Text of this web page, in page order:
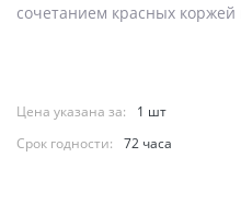
сочетанием красных коржей
Цена указана за:
1 шт
Срок годности:
72 часа